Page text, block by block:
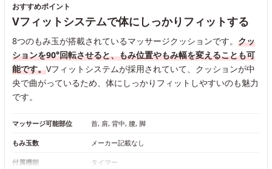
おすすめポイント
Vフィットシステムで体にしっかりフィットする
8つのもみ玉が搭載されているマッサージクッションです。 クッ
ションを90°回転させると、もみ位置やもみ幅を変えることも可
能です。Vフィットシステムが採用されていて、クッションが中
央で曲がっているため、体にしっかりフィットしやすいのも魅力
です。
マッサージ可能部位 首, 肩, 背中, 腰, 脚
もみ玉数 メーカー記載なし
付属機能 タイマー